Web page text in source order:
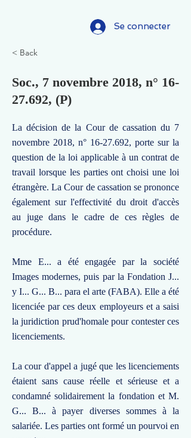
Se connecter
< Back
Soc., 7 novembre 2018, n° 16-
27.692, (P)
La décision de la Cour de cassation du 7
novembre 2018, n° 16-27.692, porte sur la
question de la loi applicable à un contrat de
travail lorsque les parties ont choisi une loi
étrangère. La Cour de cassation se prononce
également sur l'effectivité du droit d'accès
au juge dans le cadre de ces règles de
procédure.
Mme E... a été engagée par la société
Images modernes, puis par la Fondation J...
y I... G... B... para el arte (FABA). Elle a été
licenciée par ces deux employeurs et a saisi
la juridiction prud'homale pour contester ces
licenciements.
La cour d'appel a jugé que les licenciements
étaient sans cause réelle et sérieuse et a
condamné solidairement la fondation et M.
G... B... à payer diverses sommes à la
salariée. Les parties ont formé un pourvoi en